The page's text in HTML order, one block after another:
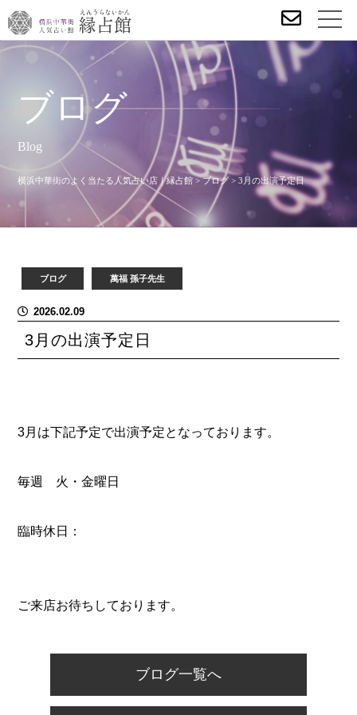
ブログ
Blog
横浜中華街のよく当たる人気占い店｜縁占館 >ブログ>3月の出演予定日
ブログ 萬福 孫子先生
2026.02.09
3月の出演予定日
3月は下記予定で出演予定となっております。
毎週 火・金曜日
臨時休日：
ご来店お待ちしております。
ブログ一覧へ